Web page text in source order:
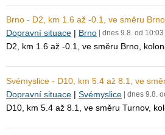
Brno - D2, km 1.6 až -0.1, ve směru
Dopravní situace | Brno | dnes 9.8. od
D2, km 1.6 až -0.1, ve směru Brno,
Svémyslice - D10, km 5.4 až 8.1, ve
Dopravní situace | Svémyslice | dnes 9.8.
D10, km 5.4 až 8.1, ve směru Turnov,